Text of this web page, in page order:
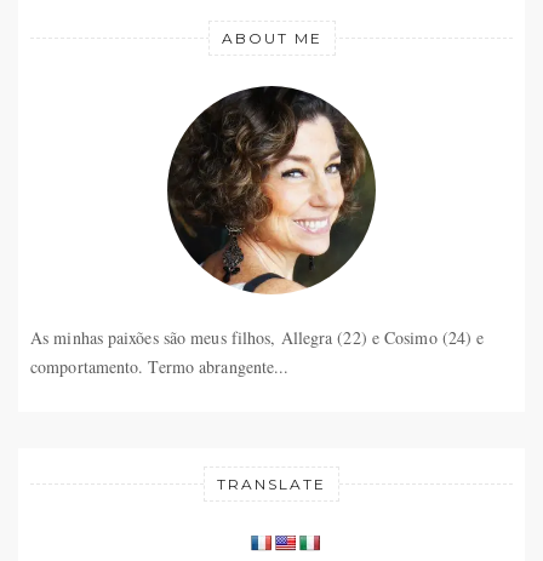
ABOUT ME
As minhas paixões são meus filhos, Allegra (22) e Cosimo (24) e
comportamento. Termo abrangente...
TRANSLATE